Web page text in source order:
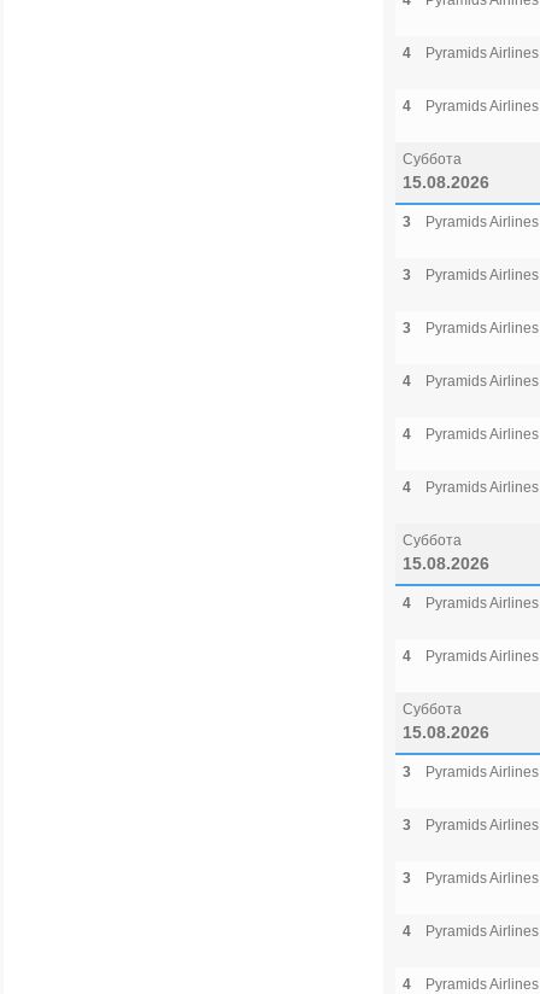
4 Pyramids Airlines
4 Pyramids Airlines
Суббота
15.08.2026
3 Pyramids Airlines
3 Pyramids Airlines
3 Pyramids Airlines
4 Pyramids Airlines
4 Pyramids Airlines
4 Pyramids Airlines
Суббота
15.08.2026
4 Pyramids Airlines
4 Pyramids Airlines
Суббота
15.08.2026
3 Pyramids Airlines
3 Pyramids Airlines
3 Pyramids Airlines
4 Pyramids Airlines
4 Pyramids Airlines